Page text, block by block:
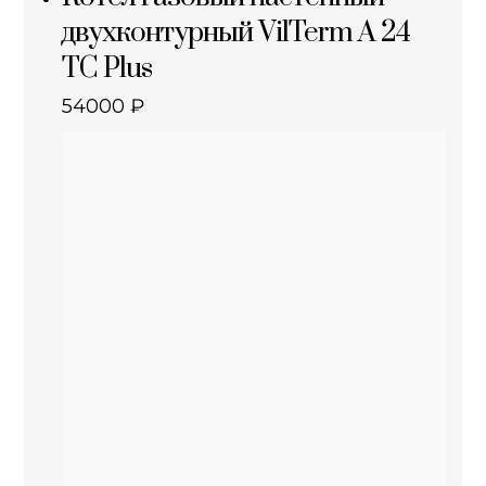
двухконтурный VilTerm A 24
TC Plus
54000₽